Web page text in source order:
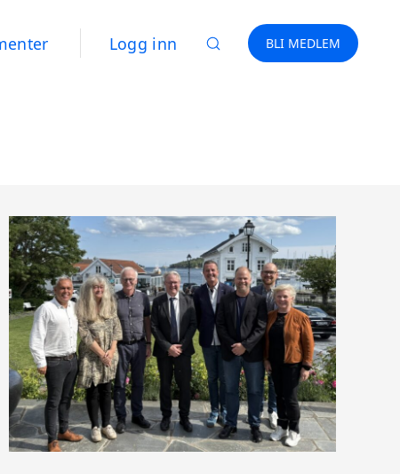
Logg inn BLI MEDLEM